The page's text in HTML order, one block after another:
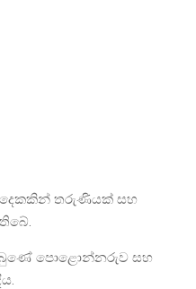
දෙකකින් තරුණියක් සහ
පොළොන්නරුව සහ